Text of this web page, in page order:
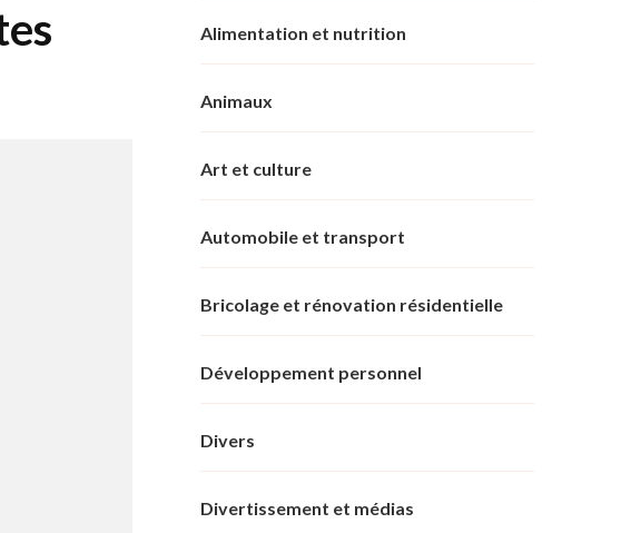
Alimentation et nutrition
Animaux
Art et culture
Automobile et transport
Bricolage et rénovation résidentielle
Développement personnel
Divers
Divertissement et médias